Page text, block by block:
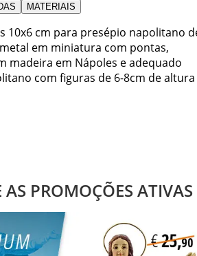
MATERIAIS
10x6 cm para presépio napolitano
em miniatura com pontas,
madeira em Nápoles e adequado
com figuras de 6-8cm de altura
AS PROMOÇÕES ATIVAS